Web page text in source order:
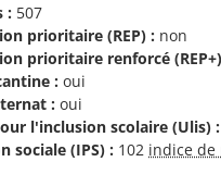
: 507
prioritaire (REP) : non
prioritaire renforcé
: oui
: oui
l'inclusion scolaire (Ulis) :
sociale (IPS) : 102 indice de